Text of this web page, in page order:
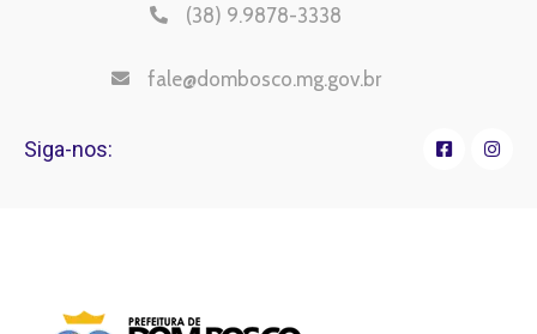
(38) 9.9878-3338
fale@dombosco.mg.gov.br
Siga-nos: